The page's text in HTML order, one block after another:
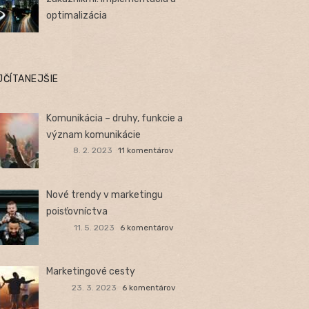
optimalizácia
Komunikácia – druhy, funkcie a
význam komunikácie
8. 2. 2023 11 komentárov
Nové trendy v marketingu
poisťovníctva
11. 5. 2023 6 komentárov
Marketingové cesty
23. 3. 2023 6 komentárov